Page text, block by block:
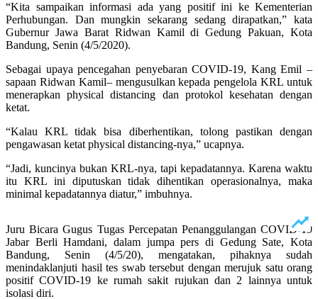
“Kita sampaikan informasi ada yang positif ini ke Kementerian
Perhubungan. Dan mungkin sekarang sedang dirapatkan,” kata
Gubernur Jawa Barat Ridwan Kamil di Gedung Pakuan, Kota
Bandung, Senin (4/5/2020).
Sebagai upaya pencegahan penyebaran COVID-19, Kang Emil –
sapaan Ridwan Kamil– mengusulkan kepada pengelola KRL untuk
menerapkan physical distancing dan protokol kesehatan dengan
ketat.
“Kalau KRL tidak bisa diberhentikan, tolong pastikan dengan
pengawasan ketat physical distancing-nya,” ucapnya.
“Jadi, kuncinya bukan KRL-nya, tapi kepadatannya. Karena waktu
itu KRL ini diputuskan tidak dihentikan operasionalnya, maka
minimal kepadatannya diatur,” imbuhnya.
Juru Bicara Gugus Tugas Percepatan Penanggulangan COVID-19
Jabar Berli Hamdani, dalam jumpa pers di Gedung Sate, Kota
Bandung, Senin (4/5/20), mengatakan, pihaknya sudah
menindaklanjuti hasil tes swab tersebut dengan merujuk satu orang
positif COVID-19 ke rumah sakit rujukan dan 2 lainnya untuk
isolasi diri.